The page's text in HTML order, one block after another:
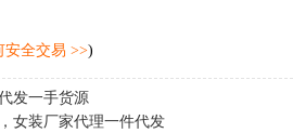
安全交易 >>)
发一手货源
女装厂家代理一件代发